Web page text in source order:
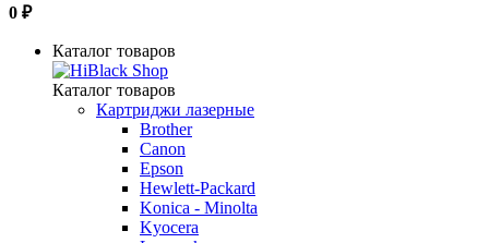
0 ₽
Каталог товаров
Каталог товаров
Картриджи лазерные
Brother
Canon
Epson
Hewlett-Packard
Konica - Minolta
Kyocera